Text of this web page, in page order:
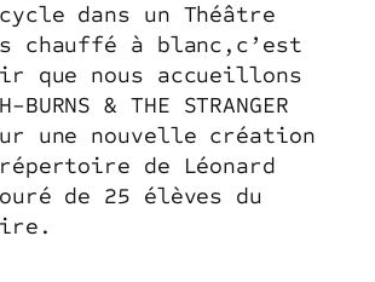
dans un Théâtre
chauffé à blanc,c’est
que nous accueillons
& THE STRANGER
une nouvelle création
de Léonard
de 25 élèves du